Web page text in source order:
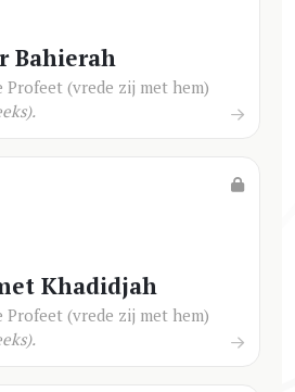
Bahierah
Profeet (vrede zij met hem)
Khadidjah
Profeet (vrede zij met hem)